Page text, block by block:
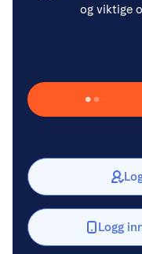
og viktige
Laster inn Vipps
Logg